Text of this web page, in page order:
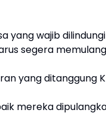
yang wajib
segera
yang ditanggung
mereka